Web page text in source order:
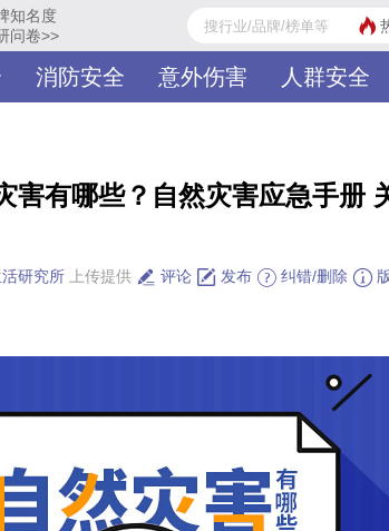
知名度
问卷>>
消防安全 意外伤害 人群安全
害有哪些？自然灾害应急手册
研究所 上传提供 评论 发布 纠错/删除